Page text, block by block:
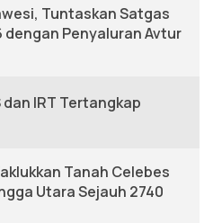
Tuntaskan Satgas
dengan Penyaluran Avtur
dan IRT Tertangkap
Tanah Celebes
Utara Sejauh 2740